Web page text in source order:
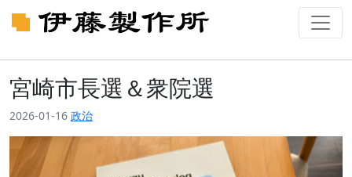
宮崎市長選＆衆院選
2026-01-16 政治